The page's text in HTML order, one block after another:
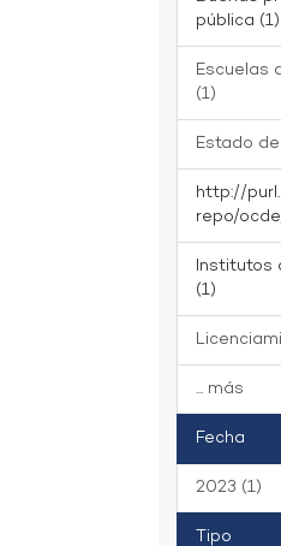
pública (1)
Escuelas
(1)
Estado
http://
repo/
Institutos
(1)
... más
Fecha
2023 (1)
Tipo